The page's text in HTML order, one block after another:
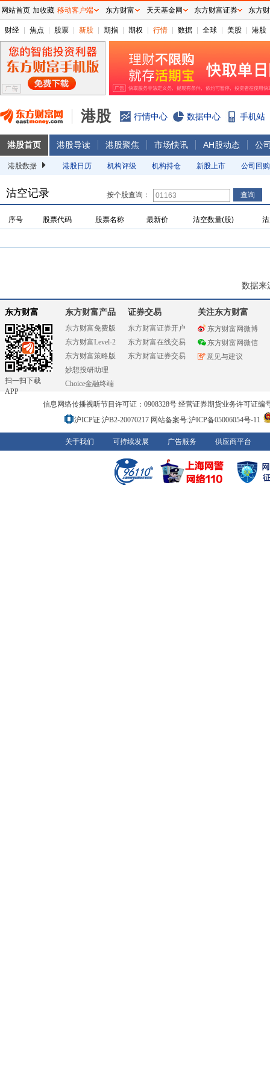
财经 焦点 股票 新股 期指 期权 行情 数据 全球 美股 港股
港股 行情中心 数据中心 手机站
港股首页 港股导读 港股聚焦 市场快讯 AH股动态 公
港股数据 港股日历 机构评级 机构持仓 新股上市 公司回购
沽空记录 按个股查询：
序号 股票代码 股票名称 最新价 沽空数量(股)
数据来
东方财富
扫一扫下载
APP
东方财富产品
东方财富免费版
东方财富Level-2
东方财富策略版
妙想投研助理
Choice金融终端
证券交易
东方财富证券开户
东方财富在线交易
东方财富证券交易
关注东方财富
东方财富网微博
东方财富网微信
意见与建议
信息网络传播视听节目许可证：0908328号 经营证券期货业务许可证编
沪ICP证:沪B2-20070217 网站备案号:沪ICP备05006054号-11
关于我们 可持续发展 广告服务 供应商平台
网站首页 加收藏 移动客户端 东方财富 天天基金网 东方财富证券 东方